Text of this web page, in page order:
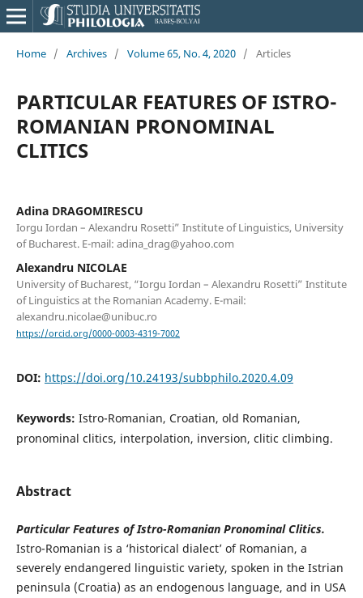
Home / Archives / Volume 65, No. 4, 2020 / Articles
PARTICULAR FEATURES OF ISTRO-
ROMANIAN PRONOMINAL
CLITICS
Adina DRAGOMIRESCU
Iorgu Iordan – Alexandru Rosetti” Institute of Linguistics, University
of Bucharest. E-mail: adina_drag@yahoo.com
Alexandru NICOLAE
University of Bucharest, “Iorgu Iordan – Alexandru Rosetti” Institute
of Linguistics at the Romanian Academy. E-mail:
alexandru.nicolae@unibuc.ro
https://orcid.org/0000-0003-4319-7002
DOI: https://doi.org/10.24193/subbphilo.2020.4.09
Keywords: Istro-Romanian, Croatian, old Romanian,
pronominal clitics, interpolation, inversion, clitic climbing.
Abstract
Particular Features of Istro-Romanian Pronominal Clitics.
Istro-Romanian is a ‘historical dialect’ of Romanian, a
severely endangered linguistic variety, spoken in the Istrian
peninsula (Croatia) as an endogenous language, and in USA